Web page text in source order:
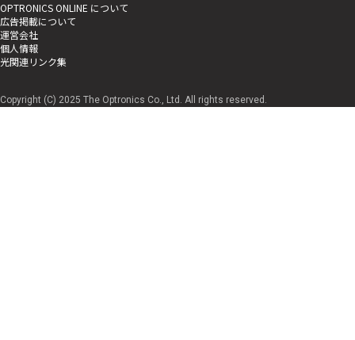
OPTRONICS ONLINE について
広告掲載について
運営会社
個人情報
光関連リンク集
Copyright (C) 2025 The Optronics Co., Ltd. All rights reserved.